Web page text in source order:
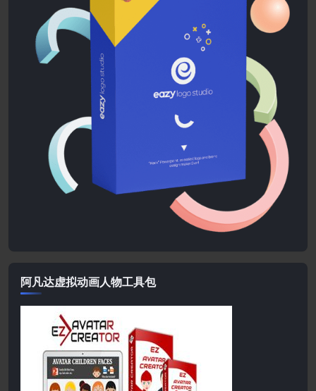
阿凡达虚拟动画人物工具包